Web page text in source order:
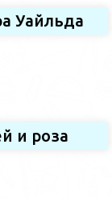
Уайльда
и роза